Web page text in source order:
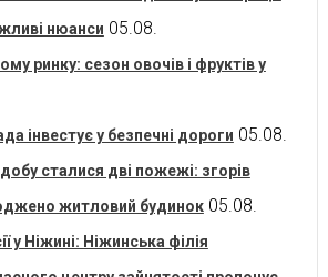
нюанси 05.08.
ринку: сезон овочів і фруктів у
інвестує у безпечні дороги 05.08.
сталися дві пожежі: згорів
житловий будинок 05.08.
у Ніжині: Ніжинська філія